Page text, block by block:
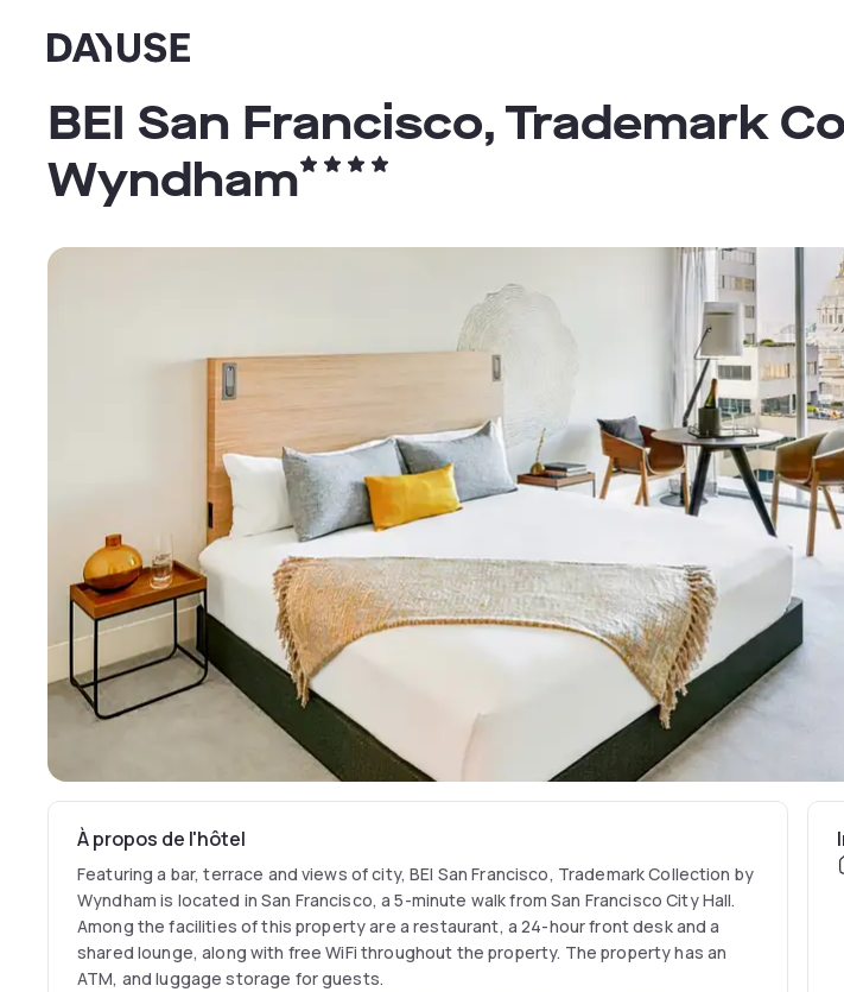
Dayuse
BEI San Francisco, Trademark
Wyndham
À propos de l'hôtel
Featuring a bar, terrace and views of city, BEI San Francisco, Trademark Collection by
Wyndham is located in San Francisco, a 5-minute walk from San Francisco City Hall.
Among the facilities of this property are a restaurant, a 24-hour front desk and a
shared lounge, along with free WiFi throughout the property. The property has an
ATM, and luggage storage for guests.